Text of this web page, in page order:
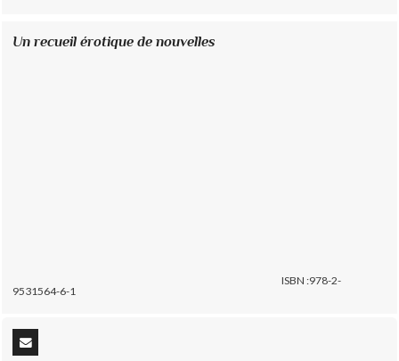
Un recueil érotique de nouvelles
ISBN :978-2-
9531564-6-1